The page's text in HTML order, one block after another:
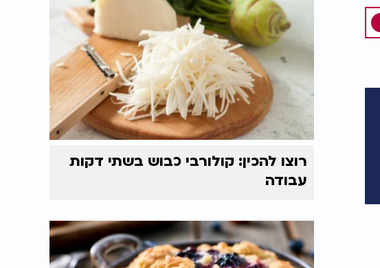
רוצו להכין: קולורבי כבוש בשתי דקות
עבודה